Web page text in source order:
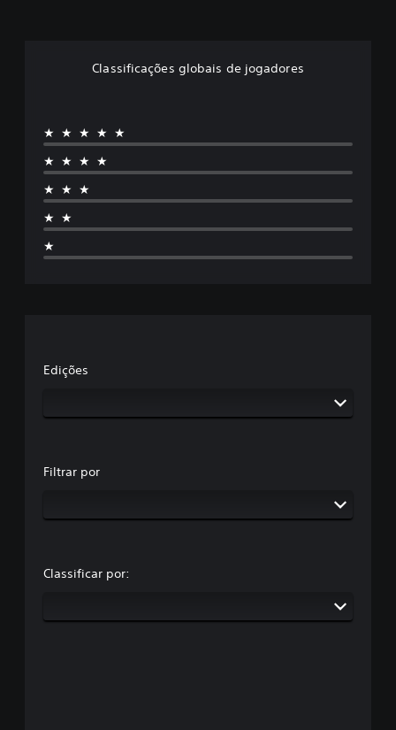
Classificações globais de jogadores
★★★★★
★★★★
★★★
★★
★
Edições
Filtrar por
Classificar por: